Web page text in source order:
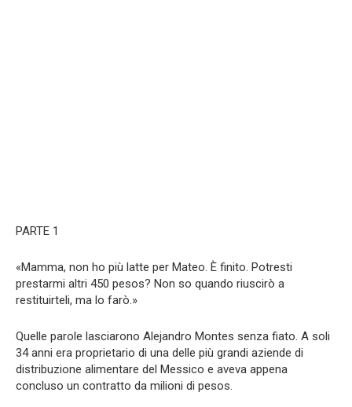
PARTE 1
«Mamma, non ho più latte per Mateo. È finito. Potresti
prestarmi altri 450 pesos? Non so quando riuscirò a
restituirteli, ma lo farò.»
Quelle parole lasciarono Alejandro Montes senza fiato. A soli
34 anni era proprietario di una delle più grandi aziende di
distribuzione alimentare del Messico e aveva appena
concluso un contratto da milioni di pesos.